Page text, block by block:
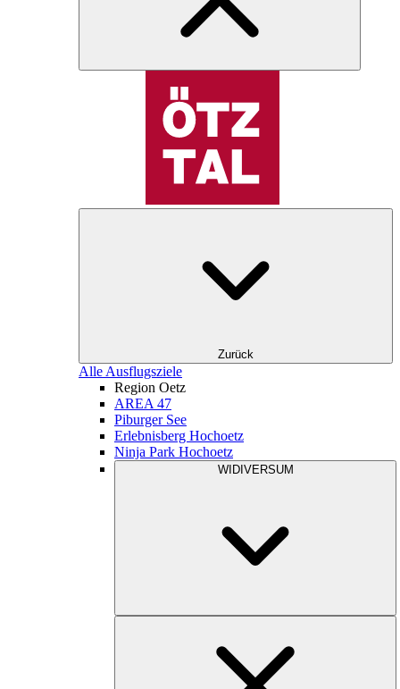
Zurück
Alle Ausflugsziele
Region Oetz
AREA 47
Piburger See
Erlebnisberg Hochoetz
Ninja Park Hochoetz
WIDIVERSUM